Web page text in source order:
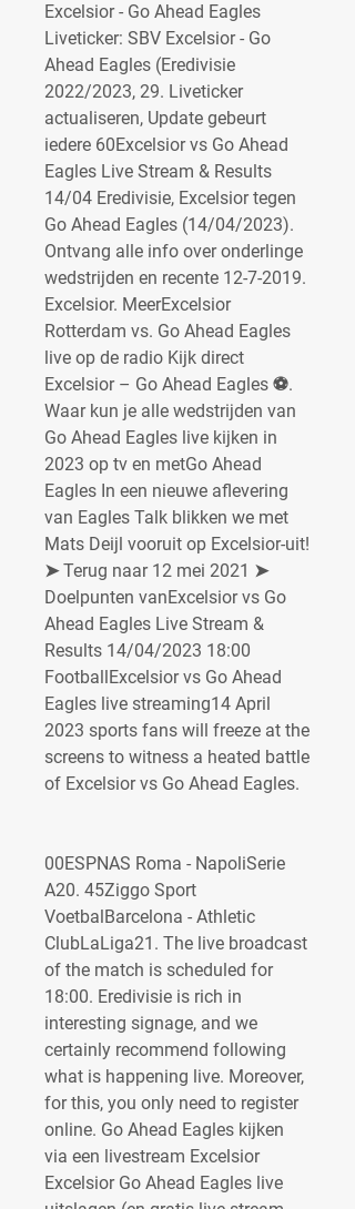
Excelsior - Go Ahead Eagles
Liveticker: SBV Excelsior - Go
Ahead Eagles (Eredivisie
2022/2023, 29. Liveticker
actualiseren, Update gebeurt
iedere 60Excelsior vs Go Ahead
Eagles Live Stream & Results
14/04 Eredivisie, Excelsior tegen
Go Ahead Eagles (14/04/2023).
Ontvang alle info over onderlinge
wedstrijden en recente 12-7-2019.
Excelsior. MeerExcelsior
Rotterdam vs. Go Ahead Eagles
live op de radio Kijk direct
Excelsior – Go Ahead Eagles ⚽️.
Waar kun je alle wedstrijden van
Go Ahead Eagles live kijken in
2023 op tv en metGo Ahead
Eagles In een nieuwe aflevering
van Eagles Talk blikken we met
Mats Deijl vooruit op Excelsior-uit!
➤ Terug naar 12 mei 2021 ➤
Doelpunten vanExcelsior vs Go
Ahead Eagles Live Stream &
Results 14/04/2023 18:00
FootballExcelsior vs Go Ahead
Eagles live streaming14 April
2023 sports fans will freeze at the
screens to witness a heated battle
of Excelsior vs Go Ahead Eagles.
00ESPNAS Roma - NapoliSerie
A20. 45Ziggo Sport
VoetbalBarcelona - Athletic
ClubLaLiga21. The live broadcast
of the match is scheduled for
18:00. Eredivisie is rich in
interesting signage, and we
certainly recommend following
what is happening live. Moreover,
for this, you only need to register
online. Go Ahead Eagles kijken
via een livestream Excelsior
Excelsior Go Ahead Eagles live